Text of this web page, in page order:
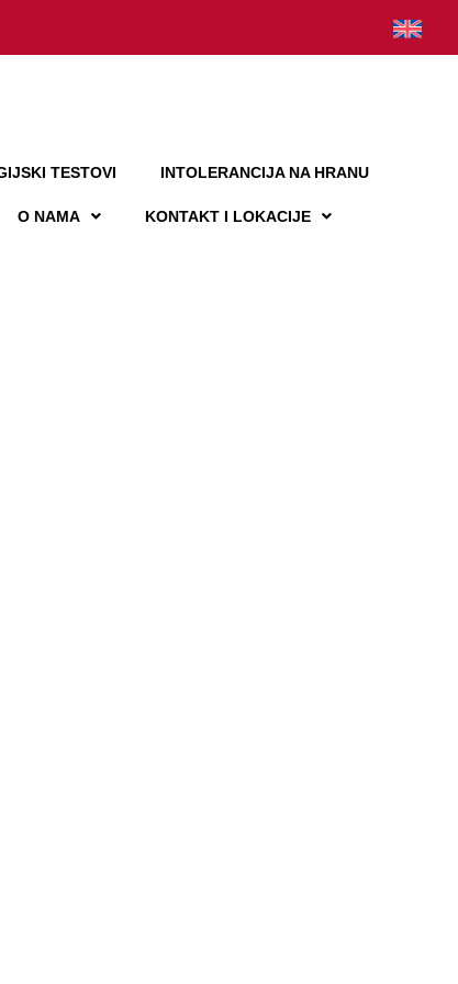
TESTOVI INTOLERANCIJA NA HRANU
O NAMA KONTAKT I LOKACIJE